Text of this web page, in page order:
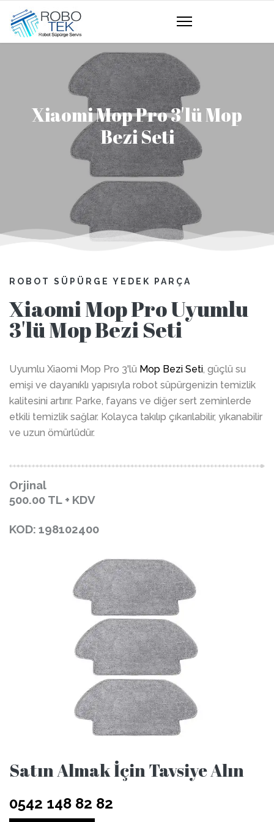
Xiaomi Mop Pro 3'lü Mop
Bezi Seti
ROBOT SÜPÜRGE YEDEK PARÇA
Xiaomi Mop Pro Uyumlu
3'lü Mop Bezi Seti
Uyumlu Xiaomi Mop Pro 3'lü Mop Bezi Seti, güçlü su
emişi ve dayanıklı yapısıyla robot süpürgenizin temizlik
kalitesini artırır. Parke, fayans ve diğer sert zeminlerde
etkili temizlik sağlar. Kolayca takılıp çıkarılabilir, yıkanabilir
ve uzun ömürlüdür.
Orjinal
500.00 TL + KDV
KOD: 198102400
Satın Almak İçin Tavsiye Alın
0542 148 82 82